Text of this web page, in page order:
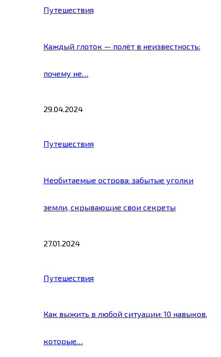
Путешествия
Каждый глоток — полёт в неизвестность:
почему не…
29.04.2024
Путешествия
Необитаемые острова: забытые уголки
земли, скрывающие свои секреты
27.01.2024
Путешествия
Как выжить в любой ситуации: 10 навыков,
которые…